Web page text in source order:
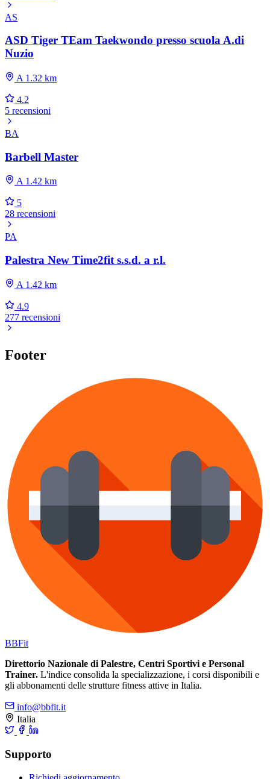
AS
ASD Tiger TEam Taekwondo presso scuola A.di
Nuzio
A 1.32 km
4.2
5 recensioni
BA
Barbell Master
A 1.42 km
5
28 recensioni
PA
Palestra New Time2fit s.s.d. a r.l.
A 1.42 km
4.9
277 recensioni
Footer
BBFit
Direttorio Nazionale di Palestre, Centri Sportivi e Personal
Trainer. L'indice consolida la specializzazione, i corsi disponibili e
gli abbonamenti delle strutture fitness attive in Italia.
info@bbfit.it
Italia
Supporto